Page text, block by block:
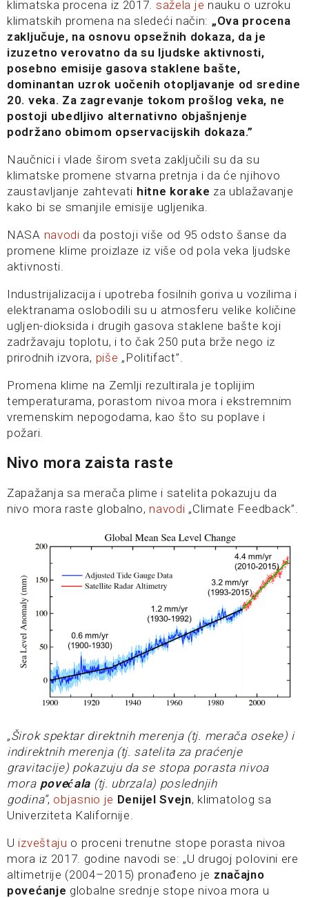
klimatska procena iz 2017. sažela je nauku o uzroku
klimatskih promena na sledeći način: „Ova procena
zaključuje, na osnovu opsežnih dokaza, da je
izuzetno verovatno da su ljudske aktivnosti,
posebno emisije gasova staklene bašte,
dominantan uzrok uočenih otopljavanje od sredine
20. veka. Za zagrevanje tokom prošlog veka, ne
postoji ubedljivo alternativno objašnjenje
podržano obimom opservacijskih dokaza.”
Naučnici i vlade širom sveta zaključili su da su
klimatske promene stvarna pretnja i da će njihovo
zaustavljanje zahtevati hitne korake za ublažavanje
kako bi se smanjile emisije ugljenika.
NASA navodi da postoji više od 95 odsto šanse da
promene klime proizlaze iz više od pola veka ljudske
aktivnosti.
Industrijalizacija i upotreba fosilnih goriva u vozilima i
elektranama oslobodili su u atmosferu velike količine
ugljen-dioksida i drugih gasova staklene bašte koji
zadržavaju toplotu, i to čak 250 puta brže nego iz
prirodnih izvora, piše „Politifact”.
Promena klime na Zemlji rezultirala je toplijim
temperaturama, porastom nivoa mora i ekstremnim
vremenskim nepogodama, kao što su poplave i
požari.
Nivo mora zaista raste
Zapažanja sa merača plime i satelita pokazuju da
nivo mora raste globalno, navodi „Climate Feedback”.
„Širok spektar direktnih merenja (tj. merača oseke) i
indirektnih merenja (tj. satelita za praćenje
gravitacije) pokazuju da se stopa porasta nivoa
mora povećala (tj. ubrzala) poslednjih
godina”, objasnio je Denijel Svejn, klimatolog sa
Univerziteta Kalifornije.
U izveštaju o proceni trenutne stope porasta nivoa
mora iz 2017. godine navodi se: „U drugoj polovini ere
altimetrije (2004–2015) pronađeno je značajno
povećanje globalne srednje stope nivoa mora u